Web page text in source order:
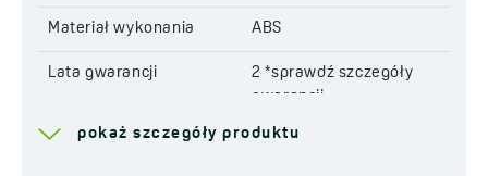
Materiał wykonania ABS
Lata gwarancji
2 *sprawdź szczegóły
gwarancji
pokaż szczegóły produktu